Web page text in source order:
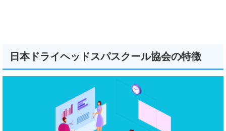
日本ドライヘッドスパスクール協会の特徴